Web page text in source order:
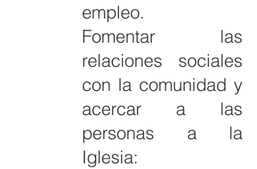
empleo.
Fomentar las
relaciones sociales
con la comunidad y
acercar a las
personas a la
Iglesia: